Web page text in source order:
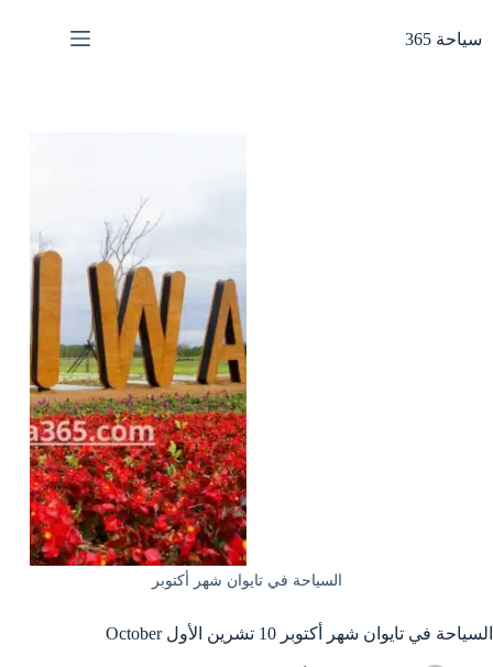
المحتوى
سياحة 365
السياحة في تايوان شهر أكتوبر
السياحة في تايوان شهر أكتوبر 10 تشرين الأول October